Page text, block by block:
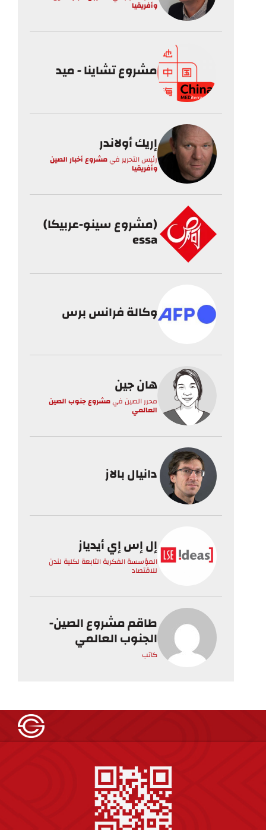
وأفريقيا
مشروع تشاينا - ميد
إريك أولاندر
رئيس التحرير فيمشروع أخبار الصين
وأفريقيا
(مشروع سينو-عربيكا)
essa
وكالة فرانس برس
هان جين
محرر الصينفيمشروع جنوب الصين
العالمي
دانيال بالاز
إل إس إي أيدياز
المؤسسة الفكرية التابعة لكلية لندن
للاقتصاد
طاقم مشروع الصين-
الجنوب العالمي
كاتب